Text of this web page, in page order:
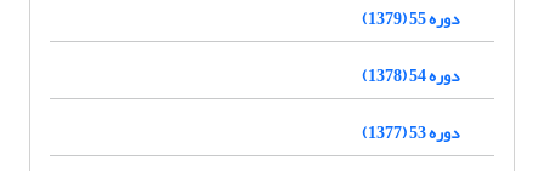
دوره 55 (1379)
دوره 54 (1378)
دوره 53 (1377)